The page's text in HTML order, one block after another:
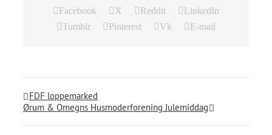
Facebook X Reddit
LinkedIn
Tumblr
Pinterest Vk E-mail
FDF loppemarked
Ørum & Omegns Husmoderforening Julemiddag